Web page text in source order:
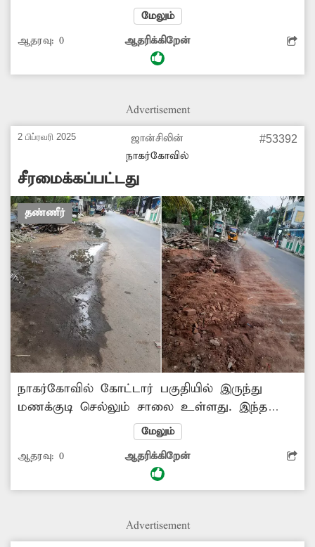
சாலையோரத்தில் பதிக்கப்பட்டுள்ள குடிநீர்
குழாயில் உடைப்பு ஏற்பட்டு தண்ணீர்
சாலையில் வீணாக பாய்கிறது. மேலும் அந்த
பகுதியில் தண்ணீருக்கு தேங்கி கிடக்கிறது.
வருகின்றனர். எனவே குழாயில் ஏற்பட்டுள்ள
தடுக்க நடவடிக்கை எடுக்க வேண்டும்.
மேலும்
ஆதரவு: 0 ஆதரிக்கிறேன்
Advertisement
2 பிப்ரவரி 2025
ஜான்சிலின்
நாகர்கோவில்
#53392
சீரமைக்கப்பட்டது
தண்ணீர்
நாகர்கோவில் கோட்டார் பகுதியில் இருந்து
மணக்குடி செல்லும் சாலை உள்ளது. இந்த
சாலையில் பறக்கை சந்திப்பு பகுதியில்
சாலையோரத்தில் பதிக்கப்பட்டுள்ள கூட்டு குடிநீர்
திட்ட குழாயில் உடைப்பு ஏற்பட்டு தண்ணீர்
வீணாக சாலையில் பாய்ந்தது. இதனால் நடந்து
சாலையும் சேதமடையும் நிலை இருந்தது.
மேலும்
ஆதரவு: 0 ஆதரிக்கிறேன்
Advertisement